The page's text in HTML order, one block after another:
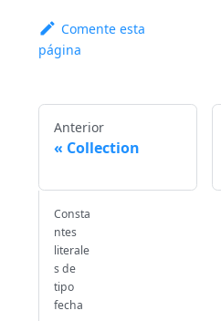
Comente esta
página
Anterior
Collection
Consta
ntes
literale
s de
tipo
fecha